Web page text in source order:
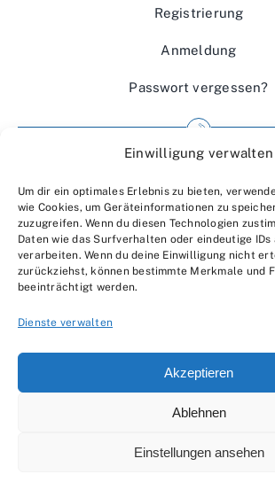
Einwilligung verwalten
Um dir ein optimales Erlebnis zu bieten,
wie Cookies, um Geräteinformationen zu
zuzugreifen. Wenn du diesen Technologien
Daten wie das Surfverhalten oder eindeutige IDs
verarbeiten. Wenn du deine Einwilligung nicht
zurückziehst, können bestimmte Merkmale und
beeinträchtigt werden.
Dienste verwalten
Akzeptieren
Ablehnen
Einstellungen ansehen
Registrierung
Anmeldung
Passwort vergessen?
Wir über uns
Kontakt
Datenschutzerklärung
© 2007 - 2026 •by Moveco